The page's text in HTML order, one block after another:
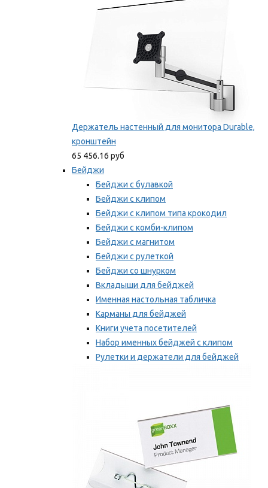
Держатель настенный для монитора Durable,
кронштейн
65 456.16 руб
Бейджи
Бейджи с булавкой
Бейджи с клипом
Бейджи с клипом типа крокодил
Бейджи с комби-клипом
Бейджи с магнитом
Бейджи с рулеткой
Бейджи со шнурком
Вкладыши для бейджей
Именная настольная табличка
Карманы для бейджей
Книги учета посетителей
Набор именных бейджей с клипом
Рулетки и держатели для бейджей